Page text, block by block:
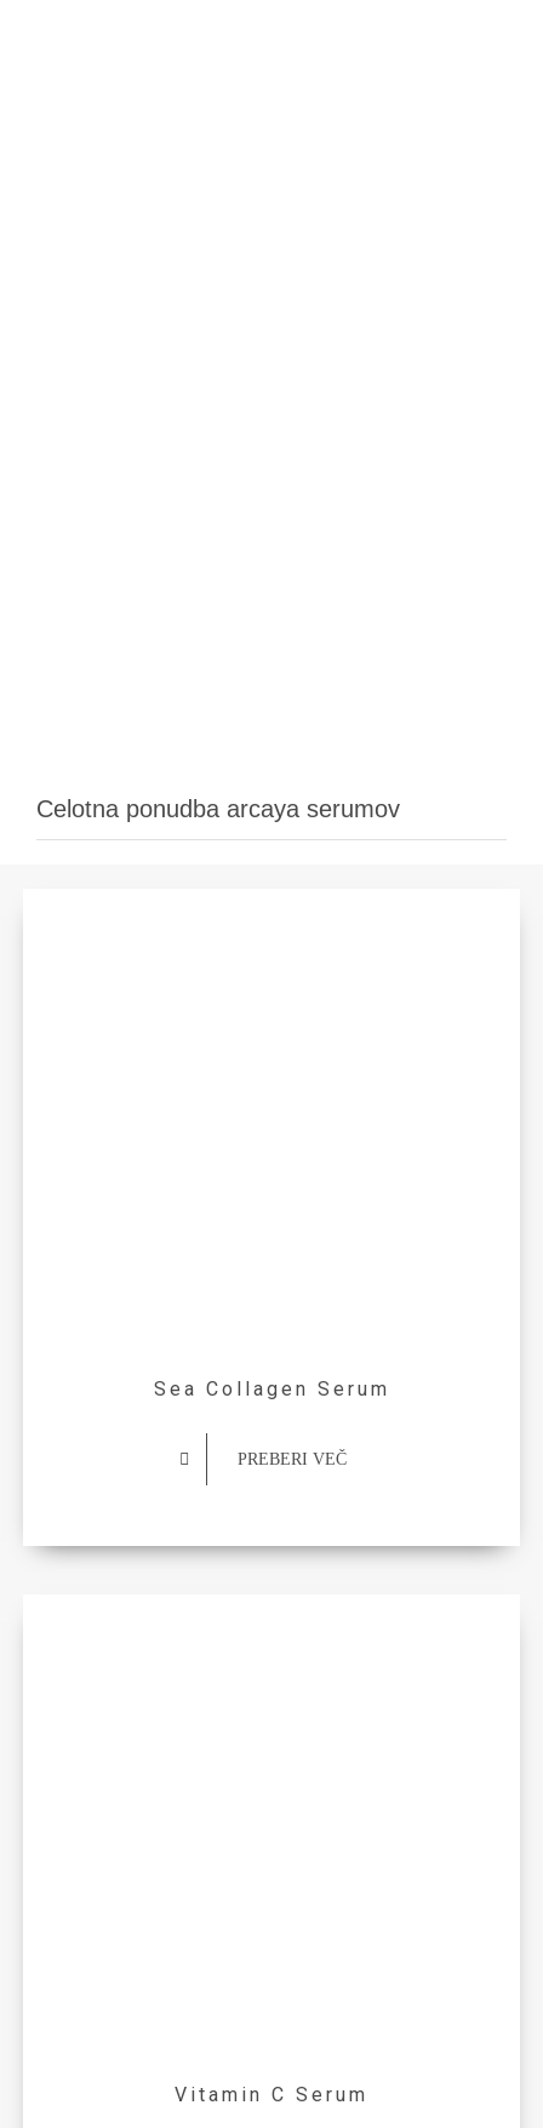
Celotna ponudba arcaya serumov
Sea Collagen Serum
PREBERI VEČ
Vitamin C Serum